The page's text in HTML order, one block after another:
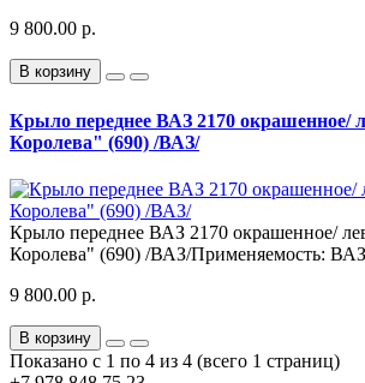
9 800.00 р.
В корзину
Крыло переднее ВАЗ 2170 окрашенное/
Королева" (690) /ВАЗ/
Крыло переднее ВАЗ 2170 окрашенное/
Королева" (690) /ВАЗ/​ Применяемость:
9 800.00 р.
В корзину
Показано с 1 по 4 из 4 (всего 1 страниц)